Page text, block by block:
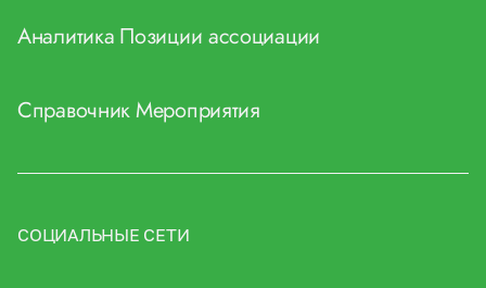
Аналитика Позиции ассоциации
СправочникМероприятия
СОЦИАЛЬНЫЕ СЕТИ